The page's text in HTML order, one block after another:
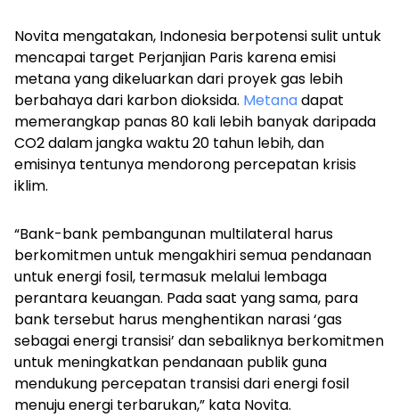
Novita mengatakan, Indonesia berpotensi sulit untuk
mencapai target Perjanjian Paris karena emisi
metana yang dikeluarkan dari proyek gas lebih
berbahaya dari karbon dioksida. Metanadapat
memerangkap panas 80 kali lebih banyak daripada
CO2 dalam jangka waktu 20 tahun lebih, dan
emisinya tentunya mendorong percepatan krisis
iklim.
“Bank-bank pembangunan multilateral harus
berkomitmen untuk mengakhiri semua pendanaan
untuk energi fosil, termasuk melalui lembaga
perantara keuangan. Pada saat yang sama, para
bank tersebut harus menghentikan narasi ‘gas
sebagai energi transisi’ dan sebaliknya berkomitmen
untuk meningkatkan pendanaan publik guna
mendukung percepatan transisi dari energi fosil
menuju energi terbarukan,” kata Novita.